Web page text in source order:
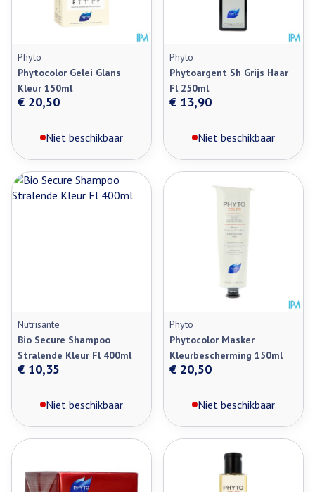
Phyto
Phytocolor Gelei Glans
Kleur 150ml
€ 20,50
Niet beschikbaar
Phyto
Phytoargent Sh Grijs Haar
Fl 250ml
€ 13,90
Niet beschikbaar
Nutrisante
Bio Secure Shampoo
Stralende Kleur Fl 400ml
€ 10,35
Niet beschikbaar
Phyto
Phytocolor Masker
Kleurbescherming 150ml
€ 20,50
Niet beschikbaar